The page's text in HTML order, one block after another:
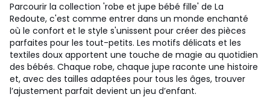
Parcourir la collection 'robe et jupe bébé fille' de La
Redoute, c'est comme entrer dans un monde enchanté
où le confort et le style s'unissent pour créer des pièces
parfaites pour les tout-petits. Les motifs délicats et les
textiles doux apportent une touche de magie au quotidien
des bébés. Chaque robe, chaque jupe raconte une histoire
et, avec des tailles adaptées pour tous les âges, trouver
l’ajustement parfait devient un jeu d’enfant.